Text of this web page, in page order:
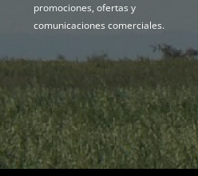
promociones, ofertas y
comunicaciones comerciales.